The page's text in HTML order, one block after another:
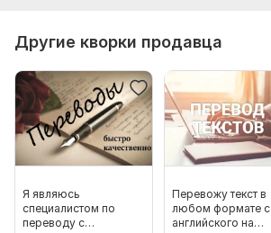
Другие кворки продавца
Я являюсь
специалистом по
переводу с
Перевожу текст в
любом формате с
английского на